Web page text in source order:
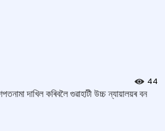
44
দাখিল কৰিবলৈ গুৱাহাটী উচ্চ ন্যায়ালয়ৰ বন